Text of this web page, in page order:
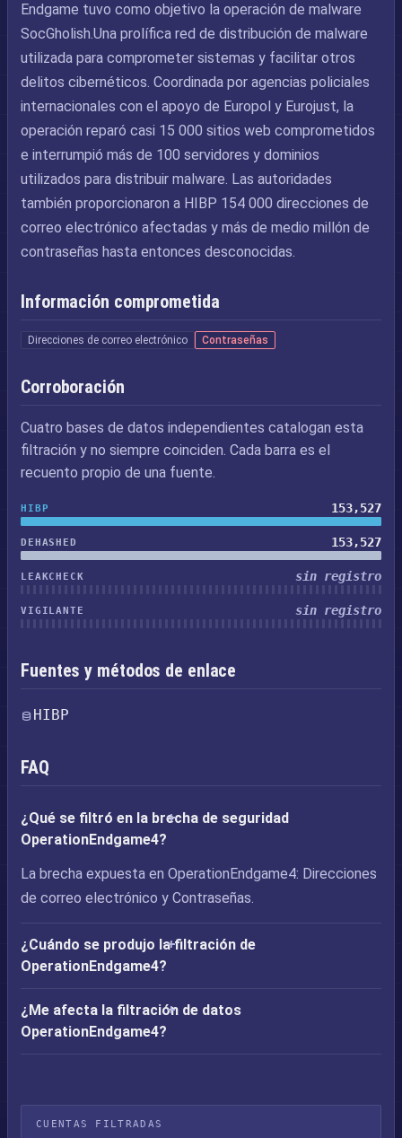
Endgame tuvo como objetivo la operación de malware
SocGholish.Una prolífica red de distribución de malware
utilizada para comprometer sistemas y facilitar otros
delitos cibernéticos. Coordinada por agencias policiales
internacionales con el apoyo de Europol y Eurojust, la
operación reparó casi 15 000 sitios web comprometidos
e interrumpió más de 100 servidores y dominios
utilizados para distribuir malware. Las autoridades
también proporcionaron a HIBP 154 000 direcciones de
correo electrónico afectadas y más de medio millón de
contraseñas hasta entonces desconocidas.
Información comprometida
Direcciones de correo electrónico Contraseñas
Corroboración
Cuatro bases de datos independientes catalogan esta
filtración y no siempre coinciden. Cada barra es el
recuento propio de una fuente.
HIBP 153,527
DEHASHED 153,527
LEAKCHECK sin registro
VIGILANTE sin registro
Fuentes y métodos de enlace
HIBP
FAQ
¿Qué se filtró en la brecha de seguridad
OperationEndgame4?
La brecha expuesta en OperationEndgame4: Direcciones
de correo electrónico y Contraseñas.
¿Cuándo se produjo la filtración de
OperationEndgame4?
¿Me afecta la filtración de datos
OperationEndgame4?
CUENTAS FILTRADAS